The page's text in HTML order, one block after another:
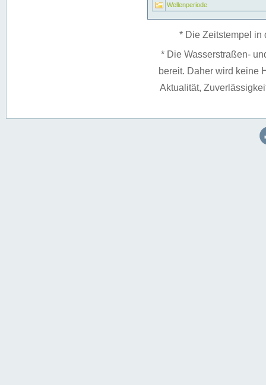
Wellenperiode
* Die Zeitstempel in
* Die Wasserstraßen-
bereit. Daher wird keine
Aktualität,